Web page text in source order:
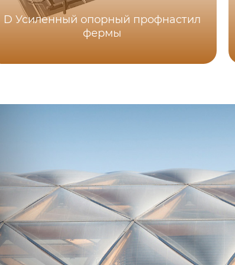
D Усиленный опорный профнастил
фермы